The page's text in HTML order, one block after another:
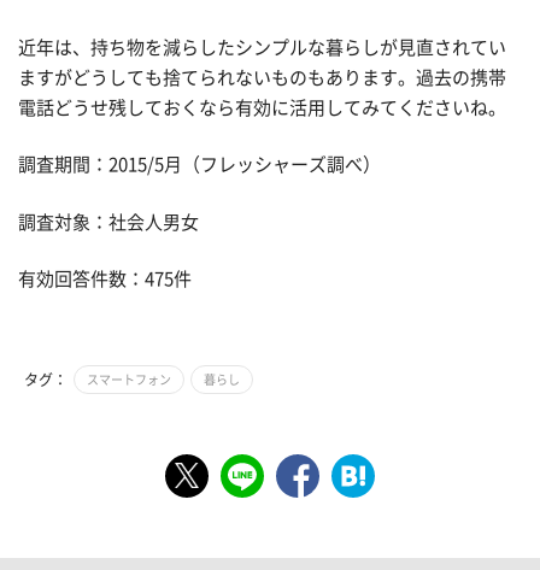
近年は、持ち物を減らしたシンプルな暮らしが見直されてい
ますがどうしても捨てられないものもあります。過去の携帯
電話どうせ残しておくなら有効に活用してみてくださいね。
調査期間：2015/5月（フレッシャーズ調べ）
調査対象：社会人男女
有効回答件数：475件
タグ： スマートフォン 暮らし